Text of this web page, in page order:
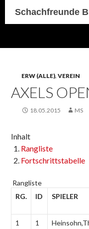
Schachfreunde
ERW (ALLE), VEREIN
AXELS
18.05.2015 MS
Inhalt
Rangliste
Fortschrittstabelle
Rangliste
RG.
ID SPIELER
1 1